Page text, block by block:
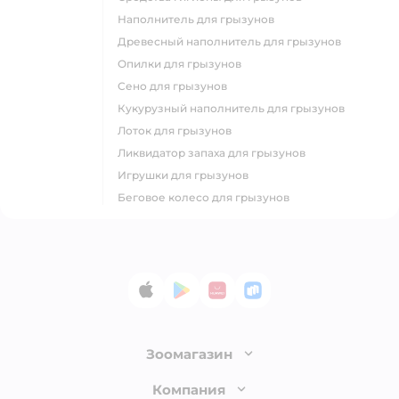
наполнитель для грызунов
древесный наполнитель для грызунов
опилки для грызунов
сено для грызунов
кукурузный наполнитель для грызунов
лоток для грызунов
ликвидатор запаха для грызунов
игрушки для грызунов
беговое колесо для грызунов
App StoreGoogle Play
AppGallery
RuStore
Зоомагазин
Лицензия
Компания